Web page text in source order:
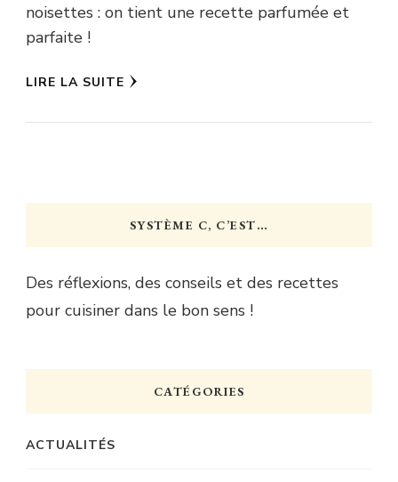
noisettes : on tient une recette parfumée et
parfaite !
LIRE LA SUITE
SYSTÈME C, C’EST…
Des réflexions, des conseils et des recettes
pour cuisiner dans le bon sens !
CATÉGORIES
ACTUALITÉS